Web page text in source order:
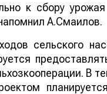
к сбору
А.Смаилов.
сельского
В